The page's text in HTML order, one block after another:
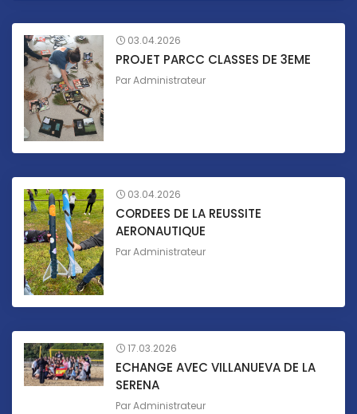
03.04.2026
PROJET PARCC CLASSES DE 3EME
ParAdministrateur
03.04.2026
CORDEES DE LA REUSSITE
AERONAUTIQUE
ParAdministrateur
17.03.2026
ECHANGE AVEC VILLANUEVA DE LA
SERENA
ParAdministrateur